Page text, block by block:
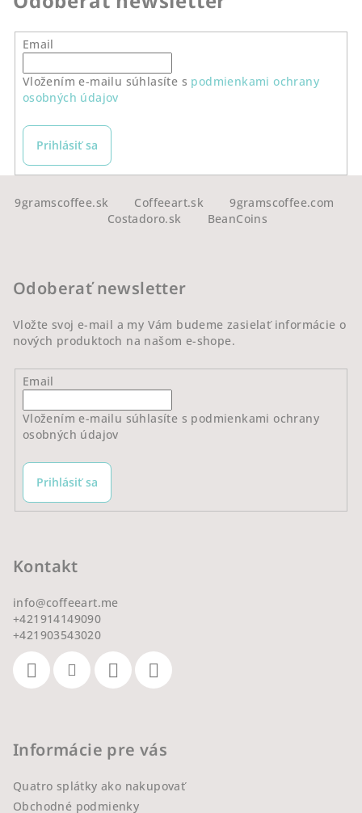
d
a
e
y
v
ý
u
Email
Vložením e-mailu súhlasíte s podmienkami ochrany
osobných údajov
Prihlásiť sa
9gramscoffee.sk Coffeeart.sk
9gramscoffee.com
Costadoro.sk
BeanCoins
Odoberať newsletter
Vložte svoj e-mail a my Vám budeme zasielať informácie o
nových produktoch na našom e-shope.
Email
Vložením e-mailu súhlasíte s podmienkami ochrany
osobných údajov
Prihlásiť sa
Kontakt
info@coffeeart.me
+421914149090
+421903543020
Informácie pre vás
Quatro splátky ako nakupovať
Obchodné podmienky